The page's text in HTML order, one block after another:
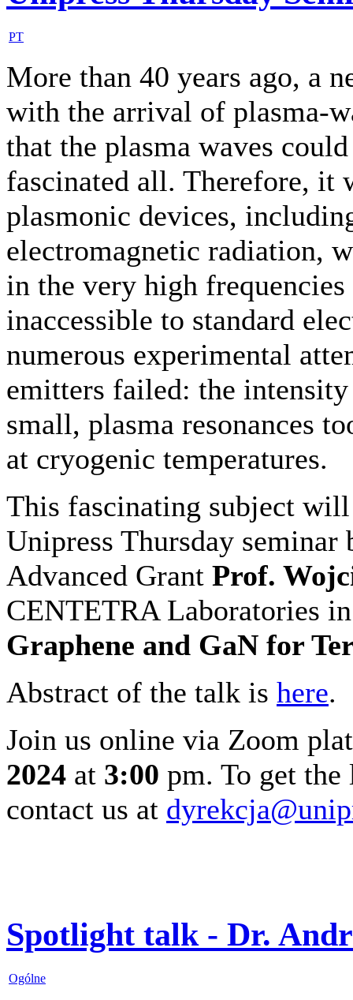
PT
More than 40 years ago, a
with the arrival of plasma-
that the plasma waves
fascinated all. Therefore, it
plasmonic devices,
electromagnetic radiation,
in the very high
inaccessible to standard
numerous experimental
emitters failed: the
small, plasma resonances
at cryogenic temperatures.
This fascinating subject
Unipress Thursday seminar
Advanced Grant Prof.
CENTETRA Laboratories
Graphene and GaN for
Abstract of the talk is here.
Join us online via Zoom
2024 at 3:00 pm. To get
contact us at
Spotlight talk - Dr.
Ogólne